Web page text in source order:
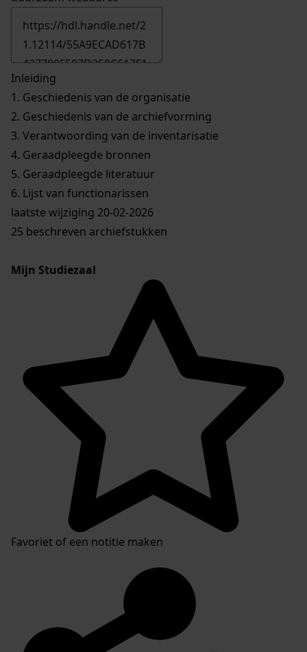
Inleiding
1. Geschiedenis van de organisatie
2. Geschiedenis van de archiefvorming
3. Verantwoording van de inventarisatie
4. Geraadpleegde bronnen
5. Geraadpleegde literatuur
6. Lijst van functionarissen
laatste wijziging 20-02-2026
25 beschreven archiefstukken
Mijn Studiezaal
Favoriet of een notitie maken